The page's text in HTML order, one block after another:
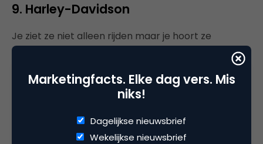
9. Harley-Davidson
Je ziet ze niet alleen rijden maar je hoort ze
waarschijnlijk nog eerder dan je ze ziet. En toch
heeft ook dit merk besloten zich niet langer alleen
te focussen op deze ronkende motoren maar leider
te zijn in ‘the electrification of two-wheeled
vehicles’. Dus mocht je ooit de ervaring hebben
willen meemaken van een iconisch merk maar altijd
Marketingfacts. Elke dag vers. Mis
niks!
Dagelijkse nieuwsbrief
Wekelijkse nieuwsbrief